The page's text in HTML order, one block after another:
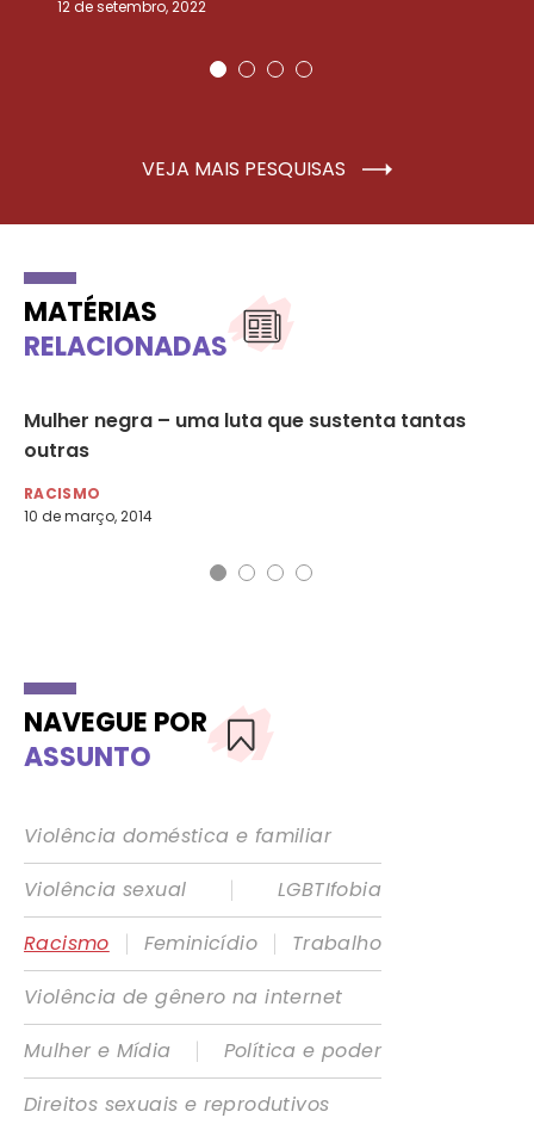
12 de setembro, 2022
VEJA MAIS PESQUISAS
MATÉRIAS
RELACIONADAS
Mulher negra – uma luta que sustenta tantas
outras
RACISMO
10 de março, 2014
NAVEGUE POR
ASSUNTO
Violência doméstica e familiar
Violência sexual
|
LGBTIfobia
Racismo
| Feminicídio |
Trabalho
Violência de gênero na internet
Mulher e Mídia
|
Política e poder
Direitos sexuais e reprodutivos